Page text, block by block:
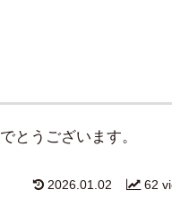
とうございます。
62
2026.01.02